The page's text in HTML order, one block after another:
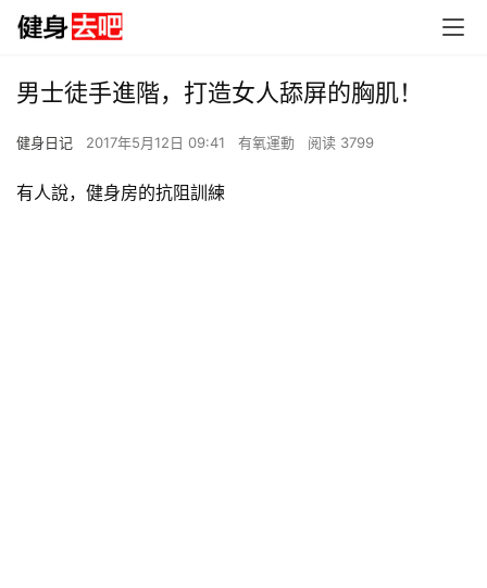
男士徒手進階，打造女人舔屏的胸肌！
健身日记 2017年5月12日 09:41 有氧運動 阅读 3799
有人說，健身房的抗阻訓練